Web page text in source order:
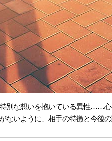
別な想いを抱いている異性……
いように、相手の特徴と今後